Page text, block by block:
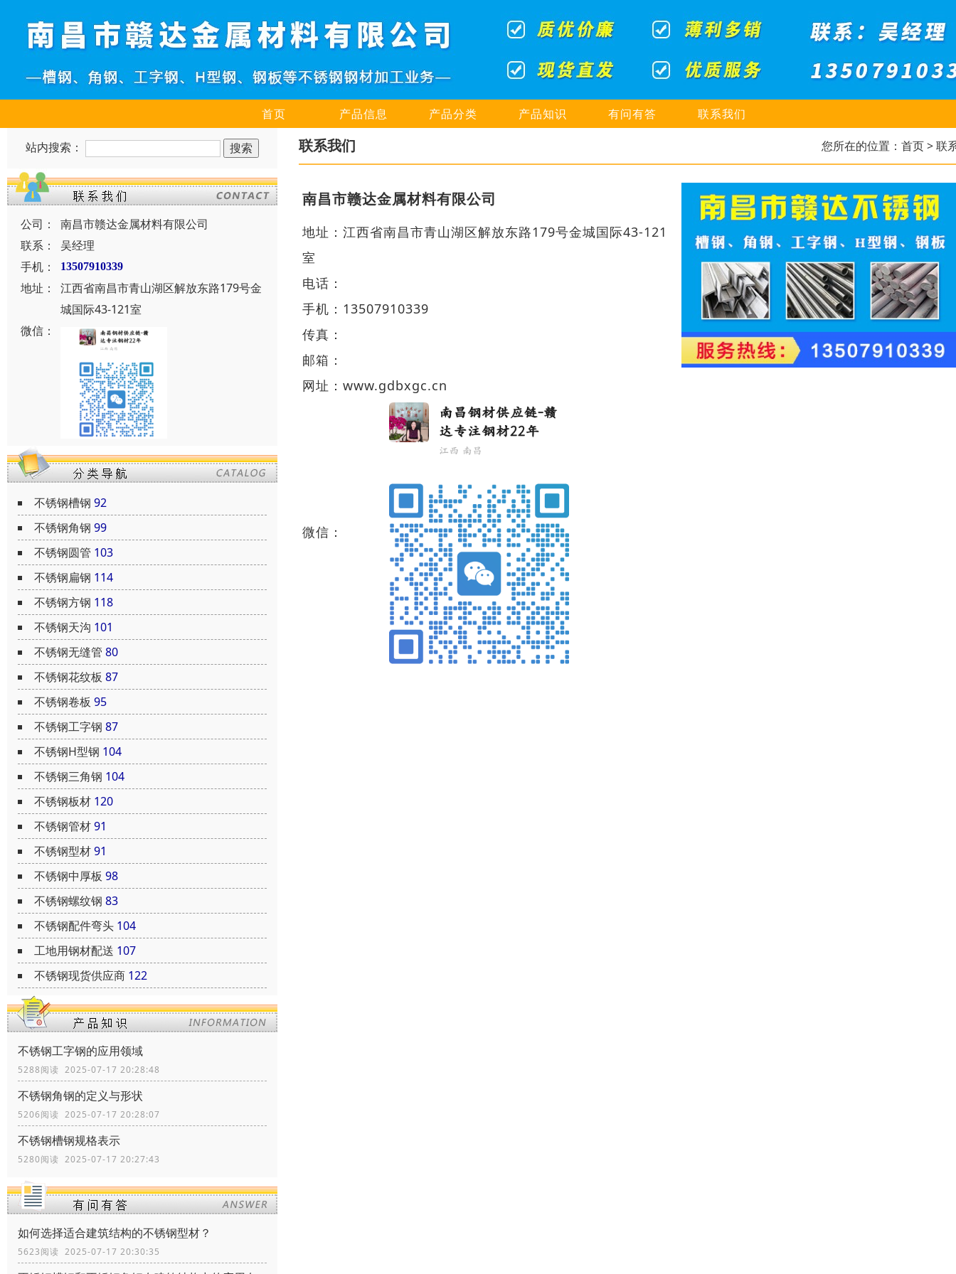
首页 产品信息 产品分类 产品知识 有问有答 联系我们
站内搜索：
公司：
南昌市赣达金属材料有限公司
联系：
吴经理
手机：
13507910339
地址：
江西省南昌市青山湖区解放东路179号金
城国际43-121室
微信：
不锈钢槽钢 92
不锈钢角钢 99
不锈钢圆管 103
不锈钢扁钢 114
不锈钢方钢 118
不锈钢天沟 101
不锈钢无缝管 80
不锈钢花纹板 87
不锈钢卷板 95
不锈钢工字钢 87
不锈钢H型钢 104
不锈钢三角钢 104
不锈钢板材 120
不锈钢管材91
不锈钢型材91
不锈钢中厚板 98
不锈钢螺纹钢 83
不锈钢配件弯头 104
工地用钢材配送 107
不锈钢现货供应商 122
不锈钢工字钢的应用领域
5288阅读 2025-07-17 20:28:48
不锈钢角钢的定义与形状
5206阅读 2025-07-17 20:28:07
不锈钢槽钢规格表示
5280阅读 2025-07-17 20:27:43
如何选择适合建筑结构的不锈钢型材？
5623阅读 2025-07-17 20:30:35
联系我们 您所在的位置： 首页> 联
南昌市赣达金属材料有限公司
地址：江西省南昌市青山湖区解放东路179号金城国际43-121
室
电话：
手机：13507910339
传真：
邮箱：
网址： www.gdbxgc.cn
微信：